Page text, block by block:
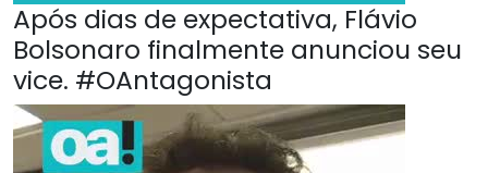
Após dias de expectativa, Flávio
Bolsonaro finalmente anunciou seu
vice. #OAntagonista